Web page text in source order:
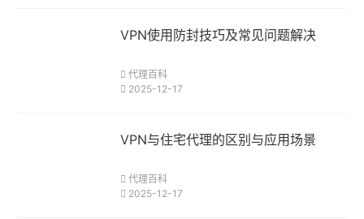
VPN使用防封技巧及常见问题解决
代理百科
2025-12-17
VPN与住宅代理的区别与应用场景
代理百科
2025-12-17